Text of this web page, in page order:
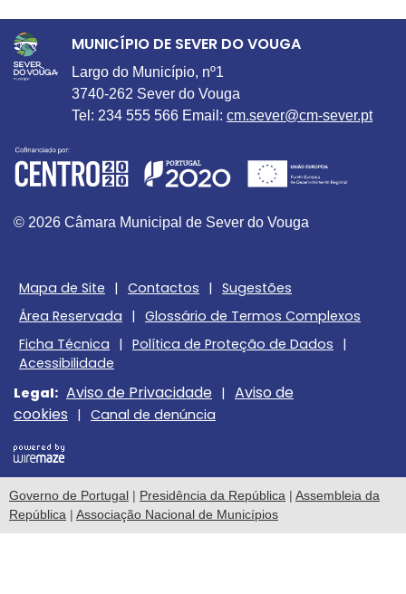
MUNICÍPIO DE SEVER DO VOUGA
Largo do Município, nº1
3740-262 Sever do Vouga
Tel: 234 555 566 Email: cm.sever@cm-sever.pt
© 2026 Câmara Municipal de Sever do Vouga
Mapa de Site | Contactos | Sugestões
Área Reservada | Glossário de Termos Complexos
Ficha Técnica | Política de Proteção de Dados |
Acessibilidade
Legal: Aviso de Privacidade | Aviso de
cookies | Canal de denúncia
Governo de Portugal | Presidência da República | Assembleia da
República | Associação Nacional de Municípios